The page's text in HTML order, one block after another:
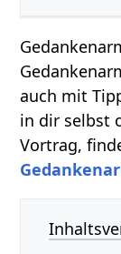
auch mit
in dir selbst
Vortrag,